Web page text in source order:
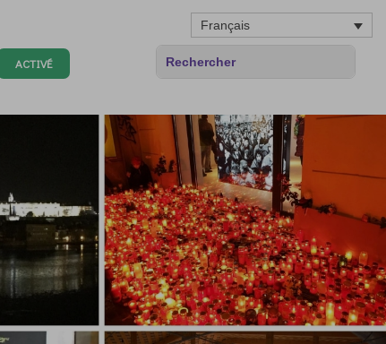
Français
ACTIVÉ